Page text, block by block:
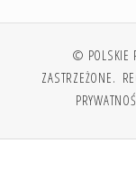
© POLSKIE
ZASTRZEŻONE.